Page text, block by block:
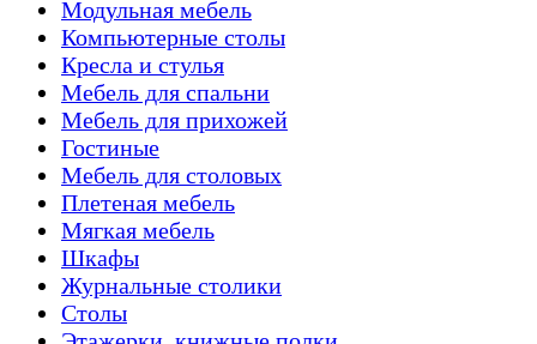
Модульная мебель
Компьютерные столы
Кресла и стулья
Мебель для спальни
Мебель для прихожей
Гостиные
Мебель для столовых
Плетеная мебель
Мягкая мебель
Шкафы
Журнальные столики
Столы